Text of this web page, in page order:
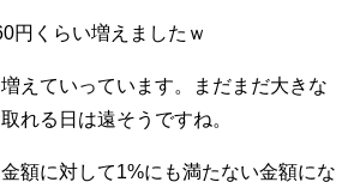
円くらい増えましたｗ
えていっています。まだまだ大きな
れる日は遠そうですね。
額に対して1%にも満たない金額にな